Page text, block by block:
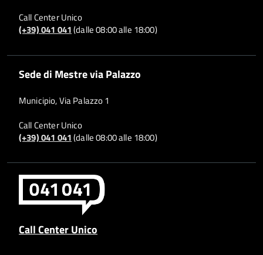
Call Center Unico
(+39) 041 041(dalle 08:00 alle 18:00)
Sede di Mestre via Palazzo
Municipio, Via Palazzo 1
Call Center Unico
(+39) 041 041(dalle 08:00 alle 18:00)
Call Center Unico